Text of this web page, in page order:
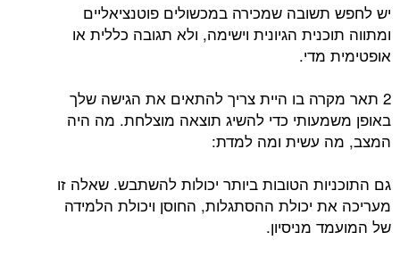
יש לחפש תשובה שמכירה במכשולים פוטנציאליים
ומתווה תוכנית הגיונית וישימה, ולא תגובה כללית או
אופטימית מדי.
2 תאר מקרה בו היית צריך להתאים את הגישה שלך
באופן משמעותי כדי להשיג תוצאה מוצלחת. מה היה
המצב, מה עשית ומה למדת:
גם התוכניות הטובות ביותר יכולות להשתבש. שאלה זו
מעריכה את יכולת ההסתגלות, החוסן ויכולת הלמידה
של המועמד מניסיון.